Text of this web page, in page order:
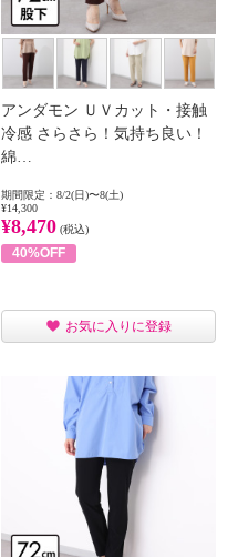
アンダモン ＵＶカット・接触
冷感 さらさら！気持ち良い！
綿…
期間限定：8/2(日)〜8(土)
¥14,300
¥8,470 (税込)
40%OFF
お気に入りに登録